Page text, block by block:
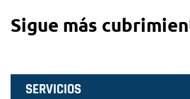
Sigue más
SERVICIOS